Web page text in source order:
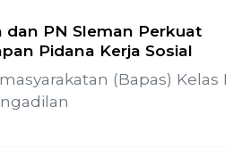
dan PN Sleman Perkuat
Pidana Kerja Sosial
(Bapas) Kelas I